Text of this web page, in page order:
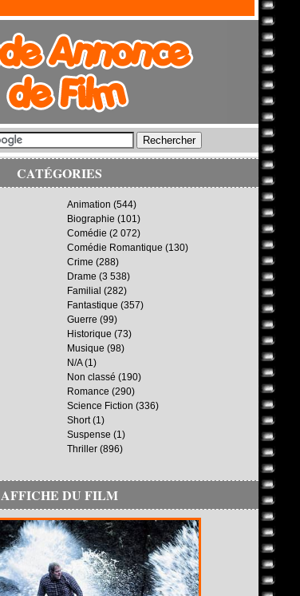
CATÉGORIES
Animation (544)
Biographie (101)
Comédie (2 072)
Comédie Romantique (130)
Crime (288)
Drame (3 538)
Familial (282)
Fantastique (357)
Guerre (99)
Historique (73)
Musique (98)
N/A(1)
Non classé (190)
Romance (290)
Science Fiction (336)
Short(1)
Suspense (1)
Thriller (896)
AFFICHE DU FILM